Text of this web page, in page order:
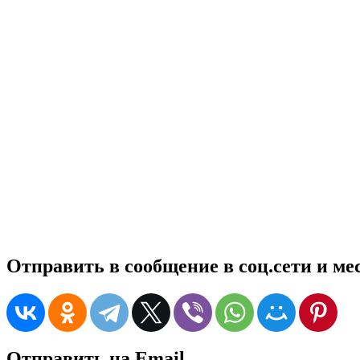
Отправить в сообщение в соц.сети и